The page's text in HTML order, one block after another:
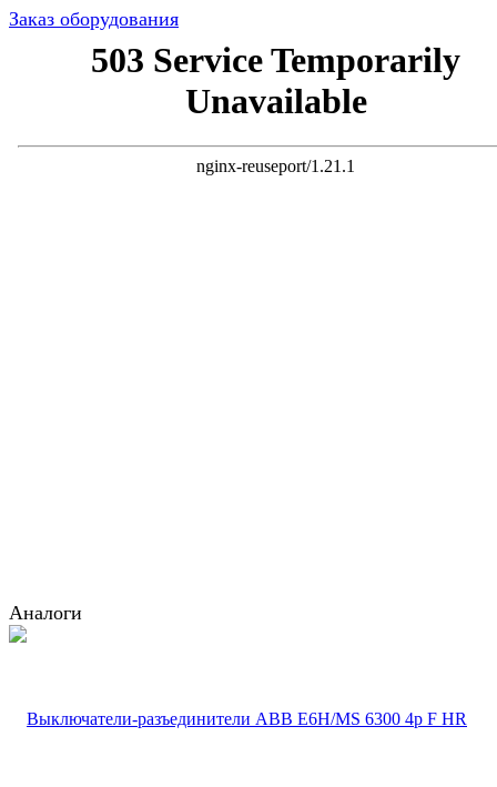
Заказ оборудования
Аналоги